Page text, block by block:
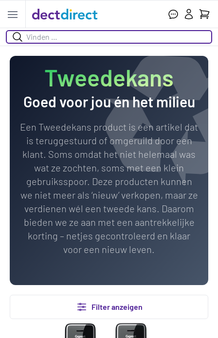
Open menu
Suchen
Ihr
Tweedekans
Goed voor jou én het milieu
Een Tweedekans product is een artikel dat
is teruggestuurd of omgeruild door een
klant. Soms omdat het niet helemaal was
wat ze zochten, soms met een klein
gebruiksspoor. Deze producten kunnen
we niet meer als ‘nieuw’ verkopen, maar ze
verdienen wél een tweede kans. Daarom
bieden we ze aan met een aantrekkelijke
korting – netjes gecontroleerd en klaar
voor een nieuw leven.
Filter anzeigen